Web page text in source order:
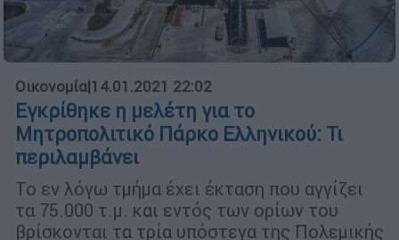
Οικονομία|14.01.2021 22:02
Εγκρίθηκε η μελέτη για το
Μητροπολιτικό Πάρκο Ελληνικού: Τι
περιλαμβάνει
Το εν λόγω τμήμα έχει έκταση που αγγίζει
τα 75.000 τ.μ. και εντός των ορίων του
βρίσκονται τα τρία υπόστεγα της Πολεμικής